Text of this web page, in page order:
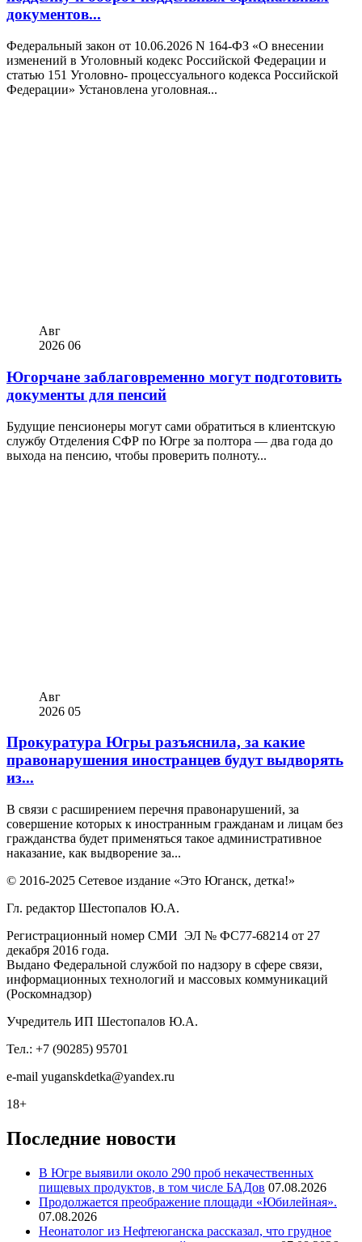
документов...
Федеральный закон от 10.06.2026 N 164-ФЗ «О внесении
изменений в Уголовный кодекс Российской Федерации и
статью 151 Уголовно- процессуального кодекса Российской
Федерации» Установлена уголовная...
Авг
2026 06
Югорчане заблаговременно могут подготовить
документы для пенсий
Будущие пенсионеры могут сами обратиться в клиентскую
службу Отделения СФР по Югре за полтора — два года до
выхода на пенсию, чтобы проверить полноту...
Авг
2026 05
Прокуратура Югры разъяснила, за какие
правонарушения иностранцев будут выдворять
из...
В связи с расширением перечня правонарушений, за
совершение которых к иностранным гражданам и лицам без
гражданства будет применяться такое административное
наказание, как выдворение за...
© 2016-2025 Сетевое издание «Это Юганск, детка!»
Гл. редактор Шестопалов Ю.А.
Регистрационный номер СМИ ЭЛ № ФС77-68214 от 27
декабря 2016 года.
Выдано Федеральной службой по надзору в сфере связи,
информационных технологий и массовых коммуникаций
(Роскомнадзор)
Учредитель ИП Шестопалов Ю.А.
Тел.: +7 (90285) 95701
e-mail yuganskdetka@yandex.ru
18+
Последние новости
В Югре выявили около 290 проб некачественных
пищевых продуктов, в том числе БАДов 07.08.2026
Продолжается преображение площади «Юбилейная».
07.08.2026
Неонатолог из Нефтеюганска рассказал, что грудное